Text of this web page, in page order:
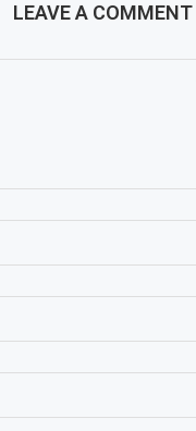
LEAVE A COMMENT